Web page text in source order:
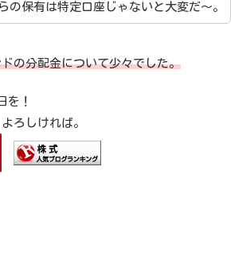
の保有は特定口座じゃないと大変だ～。
の分配金について少々でした。
を！
ろしければ。